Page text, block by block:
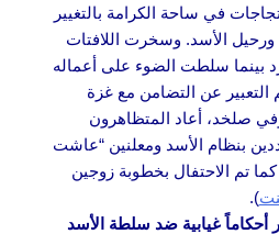
في ساحة الكرامة بالتغيير
الأسد. وسخرت اللافتات
بينما سلطت الضوء على أعماله
عن التضامن مع غزة
صلخد، أعاد المتظاهرون
بنظام الأسد ومعلنين “عاشت
تم الاحتفال بخطوبة زوجين
).
أحكاماً غيابية ضد سلطة الأسد